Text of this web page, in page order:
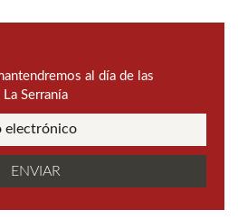
al día de las
Serranía